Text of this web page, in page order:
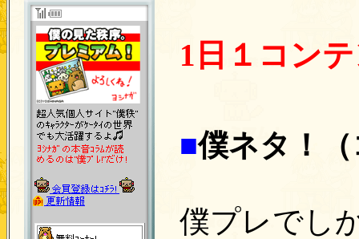
1日１コン
■僕ネタ！
僕プレでし